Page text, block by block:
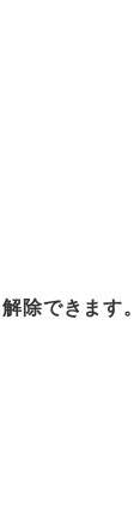
除できます。